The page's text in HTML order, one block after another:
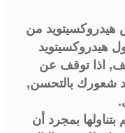
هيدروكسيتويد من
هيدروكسيتويد
اذا توقف عن
شعورك بالتحسن,
بمجرد أن